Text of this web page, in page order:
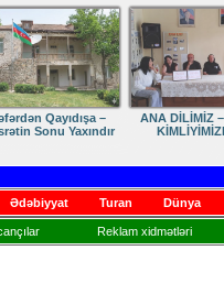
Qayıdışa –
Sonu Yaxındır
ANA DİLİMİZ
Ədəbiyyat Turan Dünya
Reklam xidmətləri